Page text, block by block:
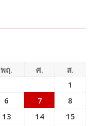
พฤ. ศ.
ส.
1
6 7
8
13 14
15